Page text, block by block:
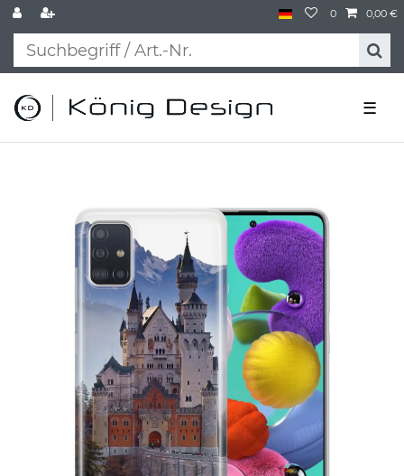
0 0,00 €
☰